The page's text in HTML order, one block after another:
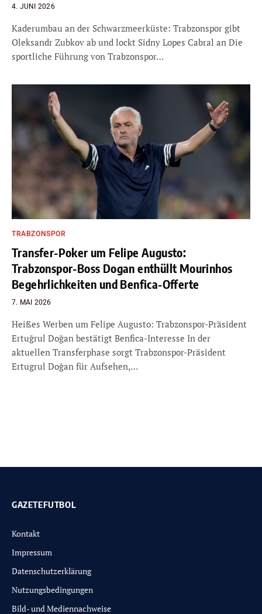
4. JUNI 2026
Kaderumbau an der Schwarzmeerküste: Trabzonspor gibt
Oleksandr Zubkov ab und lockt Sidny Lopes Cabral an Die
sportliche Führung von Trabzonspor…
TRABZONSPOR
Transfer-Poker um Felipe Augusto:
Trabzonspor-Boss Dogan enthüllt Mourinhos
Begehrlichkeiten und Benfica-Offerte
7. MAI 2026
Heißes Werben um Felipe Augusto: Trabzonspor-Präsident
Ertuğrul Doğan bestätigt Benfica-Interesse In der
aktuellen Transferphase sorgt Trabzonspor-Präsident
Ertugrul Doğan für Aufsehen,…
GAZETEFUTBOL
Kontakt
Impressum
Datenschutzerklärung
Nutzungsbedingungen
Bild- und Mediennachweise